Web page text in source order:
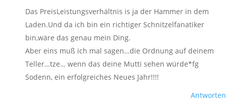
Das PreisLeistungsverhältnis is ja der Hammer in dem
Laden.Und da ich bin ein richtiger Schnitzelfanatiker
bin,wäre das genau mein Ding.
Aber eins muß ich mal sagen…die Ordnung auf deinem
Teller…tze… wenn das deine Mutti sehen würde*fg
Sodenn, ein erfolgreiches Neues Jahr!!!!
Antworten